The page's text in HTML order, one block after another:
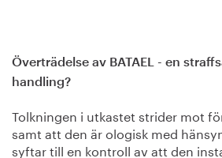
Överträdelse av BATAEL - en
handling?
Tolkningen i utkastet strider mot
samt att den är ologisk med
syftar till en kontroll av att den